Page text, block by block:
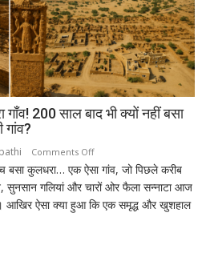
बड़ा
मिशन,
स्पेस
स्टेशन
की
बिजली
क्षमता
200 साल बाद भी क्यों नहीं बसा
Comments Offon
कुलधरा:
एक
रात
बसा कुलधरा… एक ऐसा गांव, जो पिछले करीब
सुनसान गलियां और चारों ओर फैला सन्नाटा आज
आखिर ऐसा क्या हुआ कि एक समृद्ध और खुशहाल